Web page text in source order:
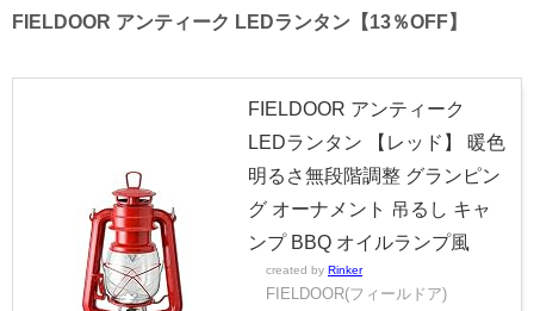
FIELDOOR アンティーク LEDランタン【13％OFF】
FIELDOOR アンティーク
LEDランタン 【レッド】 暖色
明るさ無段階調整 グランピン
グ オーナメント 吊るし キャ
ンプ BBQ オイルランプ風
created by Rinker
FIELDOOR(フィールドア)